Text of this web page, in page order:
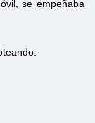
se empeñaba